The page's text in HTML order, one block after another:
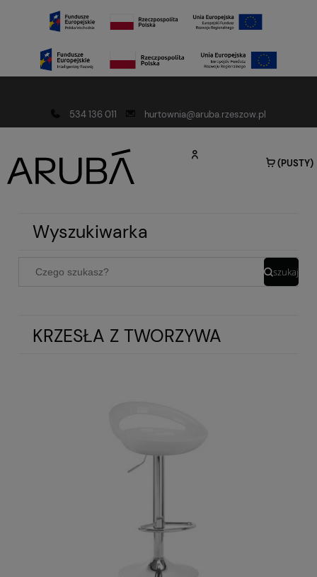
534 136 011
hurtownia@aruba.rzeszow.pl
(PUSTY)
Wyszukiwarka
szukaj
KRZESŁA Z TWORZYWA